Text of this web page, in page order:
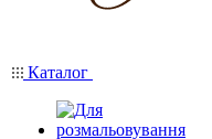
Каталог